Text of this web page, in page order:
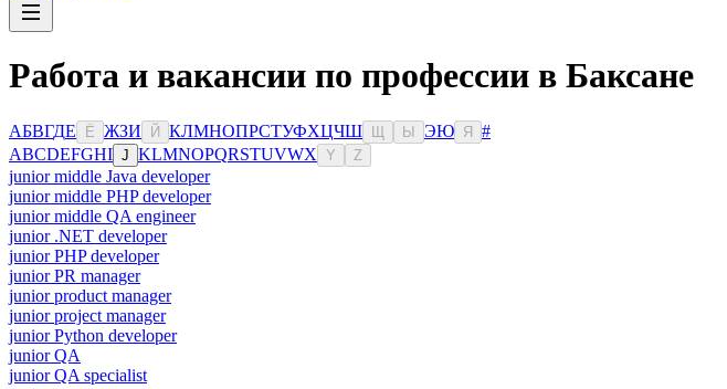
Работа и вакансии по профессии в Баксане
АБВГДЕ Ё ЖЗИ Й КЛМНОПРСТУФХЦЧШ Ы ЭЮ Я
#
ABCDEFGHI J KLMNOPQRSTUVWX Y Z
junior middle Java developer
junior middle PHP developer
junior middle QA engineer
junior .NET developer
junior PHP developer
junior PR manager
junior product manager
junior project manager
junior Python developer
junior QA
junior QA specialist